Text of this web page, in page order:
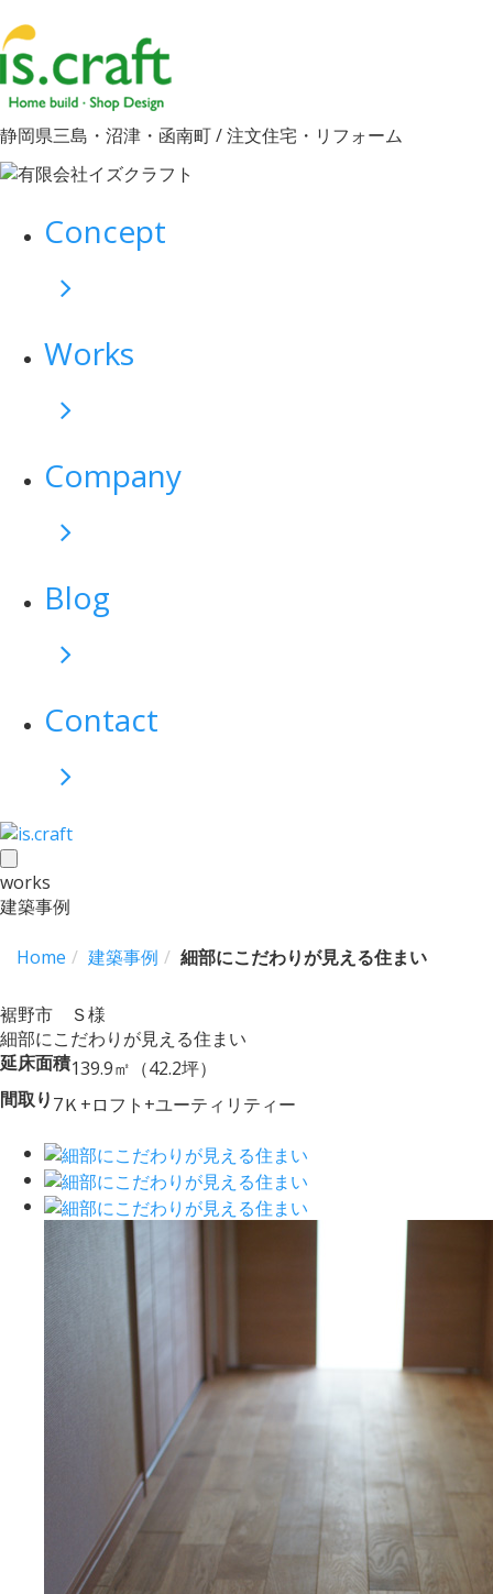
静岡県三島・沼津・函南町 / 注文住宅・リフォーム
Concept
Works
Company
Blog
Contact
toggle
navigation
works
建築事例
Home 建築事例 細部にこだわりが見える住まい
裾野市 Ｓ様
細部にこだわりが見える住まい
延床面積139.9㎡（42.2坪）
間取り7Ｋ+ロフト+ユーティリティー